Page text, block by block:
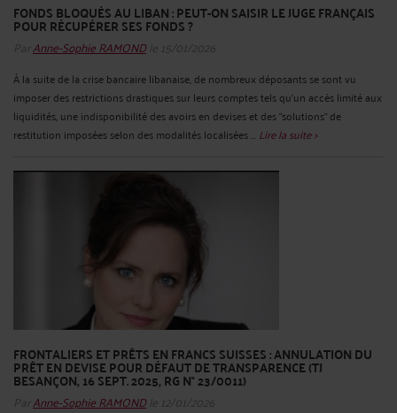
FONDS BLOQUÉS AU LIBAN : PEUT-ON SAISIR LE JUGE FRANÇAIS
POUR RÉCUPÉRER SES FONDS ?
ParAnne-Sophie RAMONDle 15/01/2026
À la suite de la crise bancaire libanaise, de nombreux déposants se sont vu
imposer des restrictions drastiques sur leurs comptes tels qu’un accès limité aux
liquidités, une indisponibilité des avoirs en devises et des “solutions” de
restitution imposées selon des modalités localisées ... Lire la suite >
FRONTALIERS ET PRÊTS EN FRANCS SUISSES : ANNULATION DU
PRÊT EN DEVISE POUR DÉFAUT DE TRANSPARENCE (TJ
BESANÇON, 16 SEPT. 2025, RG N° 23/0011)
ParAnne-Sophie RAMONDle 12/01/2026